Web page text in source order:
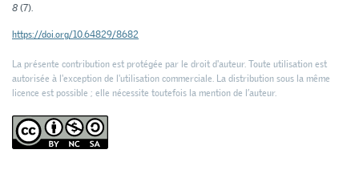
8(7).
https://doi.org/10.64829/8682
La présente contribution est protégée par le droit d'auteur. Toute utilisation est
autorisée à l'exception de l'utilisation commerciale. La distribution sous la même
licence est possible ; elle nécessite toutefois la mention de l’auteur.